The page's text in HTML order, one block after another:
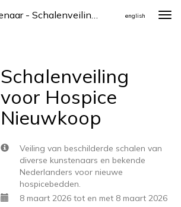
Maria Van 't Hullenaar - Schalenveiling Voor Hospice Nieuwkoop english
Schalenveiling
voor Hospice
Nieuwkoop
Veiling van beschilderde schalen van
diverse kunstenaars en bekende
Nederlanders voor nieuwe
hospicebedden.
8 maart 2026 tot en met 8 maart 2026